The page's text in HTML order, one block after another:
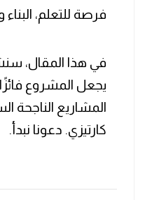
فرصة للتعلم، البناء
في هذا المقال،
يجعل المشروع
المشاريع الناجحة
كارتيزي. دعونا نبدأ.